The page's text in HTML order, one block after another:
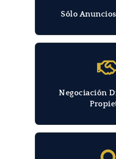
Sólo
Negociación